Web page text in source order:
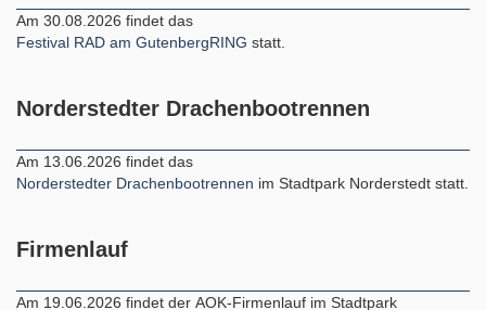
Am 30.08.2026 findet das
Festival RAD am GutenbergRING statt.
Norderstedter Drachenbootrennen
Am 13.06.2026 findet das
Norderstedter Drachenbootrennen im Stadtpark Norderstedt statt.
Firmenlauf
Am 19.06.2026 findet der AOK-Firmenlauf im Stadtpark